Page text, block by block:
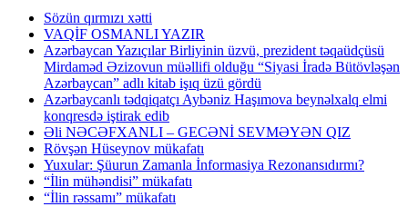
Sözün qırmızı xətti
VAQİF OSMANLI YAZIR
Azərbaycan Yazıçılar Birliyinin üzvü, prezident təqaüdçüsü
Mirdaməd Əzizovun müəllifi olduğu “Siyasi İradə Bütövləşən
Azərbaycan” adlı kitab işıq üzü gördü
Azərbaycanlı tədqiqatçı Aybəniz Haşımova beynəlxalq elmi
konqresdə iştirak edib
Əli NƏCƏFXANLI – GECƏNİ SEVMƏYƏN QIZ
Rövşən Hüseynov mükafatı
Yuxular: Şüurun Zamanla İnformasiya Rezonansıdırmı?
“İlin mühəndisi” mükafatı
“İlin rəssamı” mükafatı